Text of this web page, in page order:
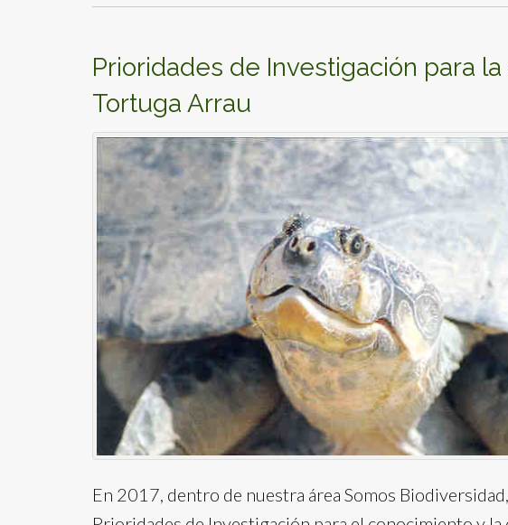
Prioridades de Investigación para
Tortuga Arrau
En 2017, dentro de nuestra área Somos